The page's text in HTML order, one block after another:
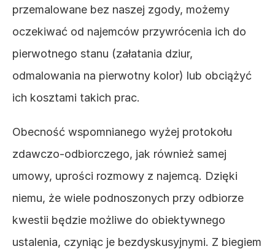
przemalowane bez naszej zgody, możemy
oczekiwać od najemców przywrócenia ich do
pierwotnego stanu (załatania dziur,
odmalowania na pierwotny kolor) lub obciążyć
ich kosztami takich prac.
Obecność wspomnianego wyżej protokołu
zdawczo-odbiorczego, jak również samej
umowy, uprości rozmowy z najemcą. Dzięki
niemu, że wiele podnoszonych przy odbiorze
kwestii będzie możliwe do obiektywnego
ustalenia, czyniąc je bezdyskusyjnymi. Z biegiem